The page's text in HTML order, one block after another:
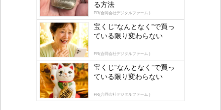
gly
る方法
PR(合同会社デジタルファーム )
宝くじ“なんとなく”で買っ
ている限り変わらない
PR(合同会社デジタルファーム )
宝くじ“なんとなく”で買っ
ている限り変わらない
PR(合同会社デジタルファーム )